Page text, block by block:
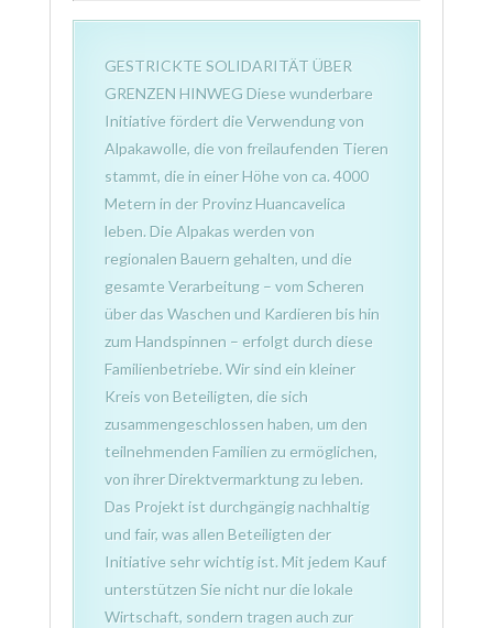
GESTRICKTE SOLIDARITÄT ÜBER
GRENZEN HINWEG Diese wunderbare
Initiative fördert die Verwendung von
Alpakawolle, die von freilaufenden Tieren
stammt, die in einer Höhe von ca. 4000
Metern in der Provinz Huancavelica
leben. Die Alpakas werden von
regionalen Bauern gehalten, und die
gesamte Verarbeitung – vom Scheren
über das Waschen und Kardieren bis hin
zum Handspinnen – erfolgt durch diese
Familienbetriebe. Wir sind ein kleiner
Kreis von Beteiligten, die sich
zusammengeschlossen haben, um den
teilnehmenden Familien zu ermöglichen,
von ihrer Direktvermarktung zu leben.
Das Projekt ist durchgängig nachhaltig
und fair, was allen Beteiligten der
Initiative sehr wichtig ist. Mit jedem Kauf
unterstützen Sie nicht nur die lokale
Wirtschaft, sondern tragen auch zur